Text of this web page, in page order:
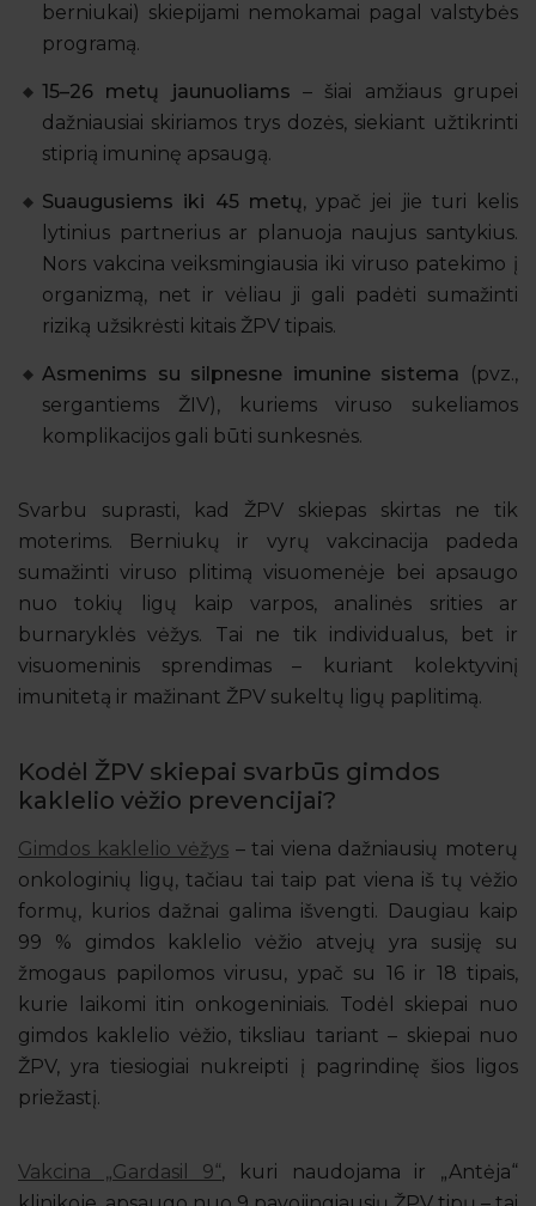
berniukai) skiepijami nemokamai pagal valstybės
programą.
15–26 metų jaunuoliams – šiai amžiaus grupei
dažniausiai skiriamos trys dozės, siekiant užtikrinti
stiprią imuninę apsaugą.
Suaugusiems iki 45 metų, ypač jei jie turi kelis
lytinius partnerius ar planuoja naujus santykius.
Nors vakcina veiksmingiausia iki viruso patekimo į
organizmą, net ir vėliau ji gali padėti sumažinti
riziką užsikrėsti kitais ŽPV tipais.
Asmenims su silpnesne imunine sistema (pvz.,
sergantiems ŽIV), kuriems viruso sukeliamos
komplikacijos gali būti sunkesnės.
Svarbu suprasti, kad ŽPV skiepas skirtas ne tik
moterims. Berniukų ir vyrų vakcinacija padeda
sumažinti viruso plitimą visuomenėje bei apsaugo
nuo tokių ligų kaip varpos, analinės srities ar
burnaryklės vėžys. Tai ne tik individualus, bet ir
visuomeninis sprendimas – kuriant kolektyvinį
imunitetą ir mažinant ŽPV sukeltų ligų paplitimą.
Kodėl ŽPV skiepai svarbūs gimdos
kaklelio vėžio prevencijai?
Gimdos kaklelio vėžys – tai viena dažniausių moterų
onkologinių ligų, tačiau tai taip pat viena iš tų vėžio
formų, kurios dažnai galima išvengti. Daugiau kaip
99 % gimdos kaklelio vėžio atvejų yra susiję su
žmogaus papilomos virusu, ypač su 16 ir 18 tipais,
kurie laikomi itin onkogeniniais. Todėl skiepai nuo
gimdos kaklelio vėžio, tiksliau tariant – skiepai nuo
ŽPV, yra tiesiogiai nukreipti į pagrindinę šios ligos
priežastį.
Vakcina „Gardasil 9“, kuri naudojama ir „Antėja“